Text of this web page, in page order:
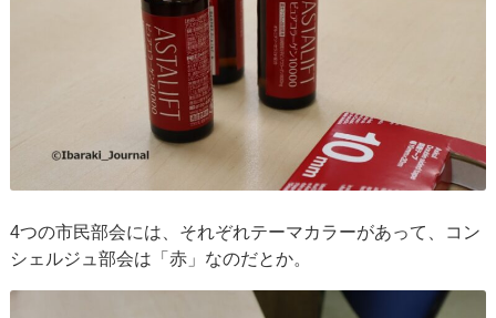
4つの市民部会には、それぞれテーマカラーがあって、コン
シェルジュ部会は「赤」なのだとか。